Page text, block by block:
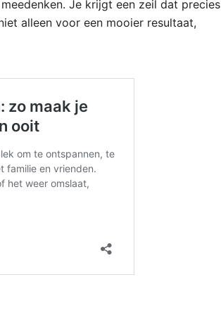
Je krijgt een zeil dat precies
alleen voor een mooier resultaat,